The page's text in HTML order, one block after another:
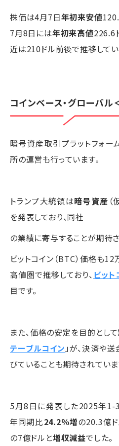
株価は4月7日年初来安値
7月8日には年初来高値226.6
近は210ドル前後で推移してい
コインベース・グローバル
暗号資産取引プラットフォー
所の運営も行っています。
トランプ大統領は暗号資産
を発表しており、同社
の業績に寄与することが期待
ビットコイン（BTC）価格も
高値圏で推移しており、 ビッ
目です。
また、価格の安定を目的とし
テーブルコイン 」が、決済や
びていることも期待されていま
5月8日に発表した2025年1-
年同期比24.2％増の20.3億
の7億ドルと増収減益でした。